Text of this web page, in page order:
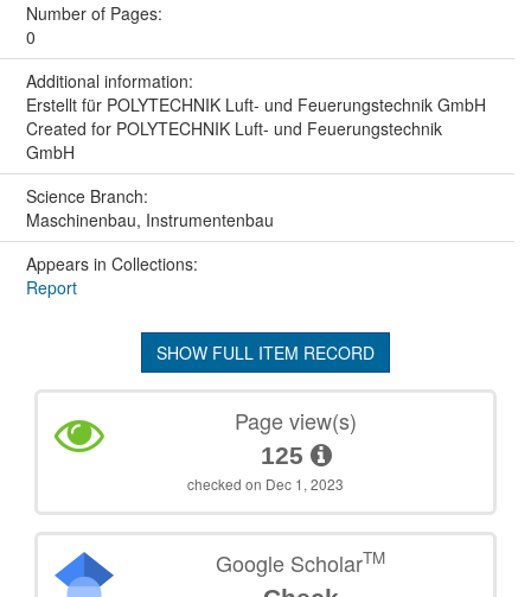
Number of Pages:
0
Additional information:
Erstellt für POLYTECHNIK Luft- und Feuerungstechnik GmbH
Created for POLYTECHNIK Luft- und Feuerungstechnik
GmbH
Science Branch:
Maschinenbau, Instrumentenbau
Appears in Collections:
Report
SHOW FULL ITEM RECORD
Page view(s)
125
checked on Dec 1, 2023
Google ScholarTM